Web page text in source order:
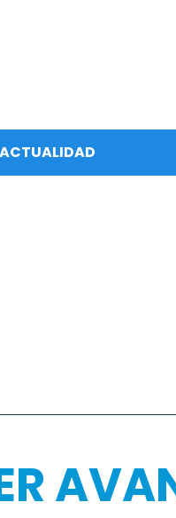
ACTUALIDAD